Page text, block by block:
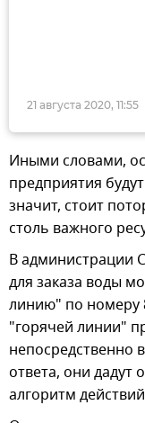
21 августа 2020, 11:55
Иными словами,
предприятия
значит, стоит
столь важного
В администрации
для заказа воды
линию" по номеру
"горячей линии"
непосредственно
ответа, они дадут
алгоритм